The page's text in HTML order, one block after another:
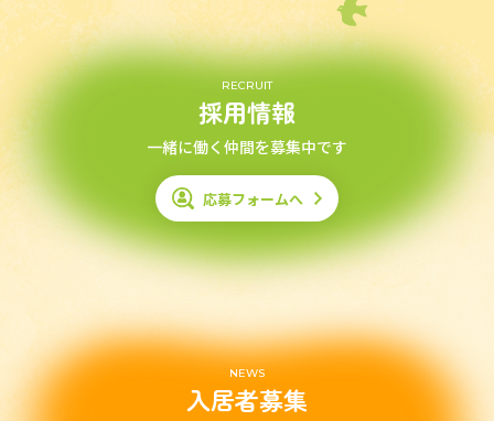
RECRUIT
採用情報
一緒に働く仲間を募集中です
応募フォームへ
NEWS
入居者募集